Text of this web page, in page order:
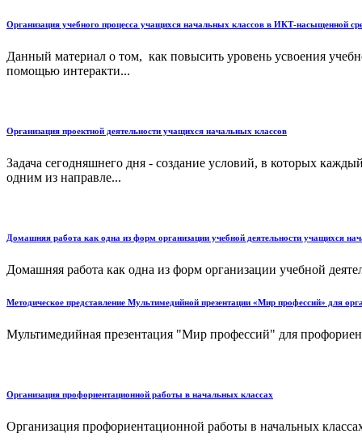
Организация учебного процесса учащихся начальных классов в ИКТ-насыщенной
Данный материал о том, как повысить уровень усвоения
помощью интеракти...
Организация проектной деятельности учащихся начальных классов
Задача сегодняшнего дня - создание условий, в которых
одним из направле...
Домашняя работа как одна из форм организации учебной деятельности учащихся
Домашняя работа как одна из форм организации учебной
Методическое представление Мультимедийной презентации «Мир профессий» для
Мультимедийная презентация "Мир профессий" для
Организация профориентационной работы в начальных классах
Организация профориентационной работы в начальных